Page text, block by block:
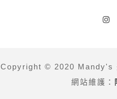
Copyright © 2020 Mandy's
網站維護：